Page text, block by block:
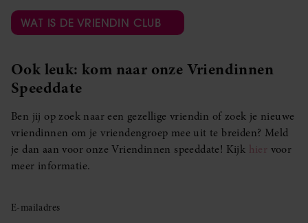
WAT IS DE VRIENDIN CLUB
Ook leuk: kom naar onze Vriendinnen
Speeddate
Ben jij op zoek naar een gezellige vriendin of zoek je nieuwe
vriendinnen om je vriendengroep mee uit te breiden? Meld
je dan aan voor onze Vriendinnen speeddate! Kijk hier voor
meer informatie.
E-mailadres